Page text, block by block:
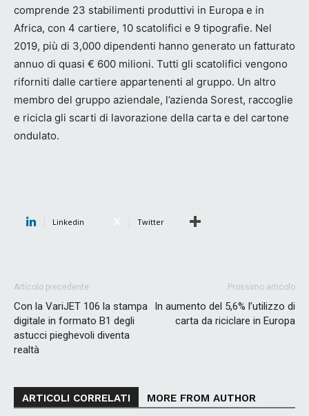
comprende 23 stabilimenti produttivi in Europa e in
Africa, con 4 cartiere, 10 scatolifici e 9 tipografie. Nel
2019, più di 3,000 dipendenti hanno generato un fatturato
annuo di quasi € 600 milioni. Tutti gli scatolifici vengono
riforniti dalle cartiere appartenenti al gruppo. Un altro
membro del gruppo aziendale, l’azienda Sorest, raccoglie
e ricicla gli scarti di lavorazione della carta e del cartone
ondulato.
Linkedin Twitter
Articolo precedente
Con la VariJET 106 la stampa
digitale in formato B1 degli
astucci pieghevoli diventa
realtà
Prossimo articolo
In aumento del 5,6% l’utilizzo di
carta da riciclare in Europa
ARTICOLI CORRELATI MORE FROM AUTHOR